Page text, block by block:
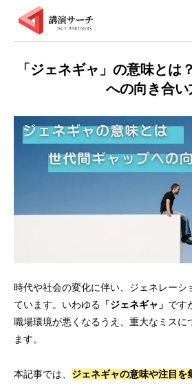
「ジェネギャ」の意味とは
への向き合い
時代や社会の変化に伴い、ジェネレーシ
ています。いわゆる 「ジェネギャ」 です
職場環境が悪くなるうえ、重大なミスに
ます。
本記事では、 ジェネギャの意味や注目を